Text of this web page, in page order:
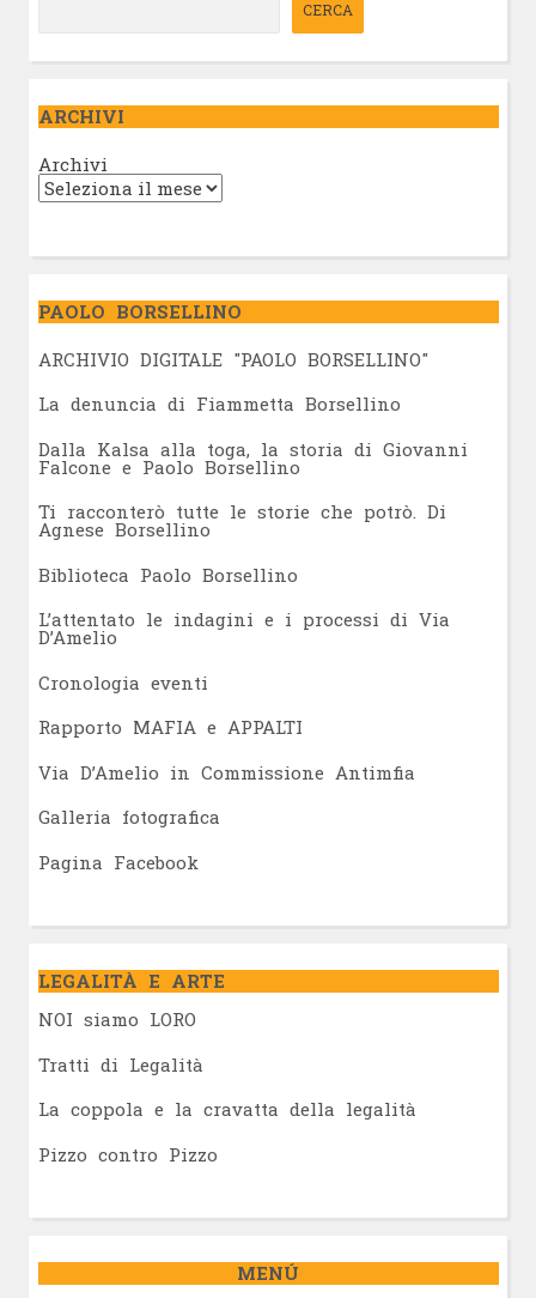
CERCA
ARCHIVI
Archivi
PAOLO BORSELLINO
ARCHIVIO DIGITALE "PAOLO BORSELLINO"
La denuncia di Fiammetta Borsellino
Dalla Kalsa alla toga, la storia di Giovanni
Falcone e Paolo Borsellino
Ti racconterò tutte le storie che potrò. Di
Agnese Borsellino
Biblioteca Paolo Borsellino
L’attentato le indagini e i processi di Via
D’Amelio
Cronologia eventi
Rapporto MAFIA e APPALTI
Via D’Amelio in Commissione Antimfia
Galleria fotografica
Pagina Facebook
LEGALITÀ E ARTE
NOI siamo LORO
Tratti di Legalità
La coppola e la cravatta della legalità
Pizzo contro Pizzo
MENÚ